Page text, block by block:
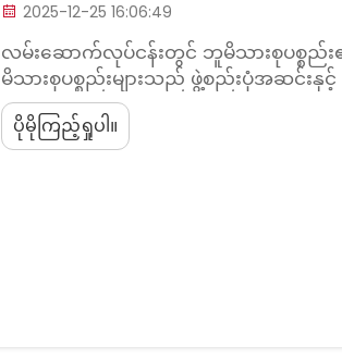
2025-12-25 16:06:49
လမ်းဆောက်လုပ်ငန်းတွင် ဘူမိသားစုပစ္စည်
မိသားစုပစ္စည်းများသည် ဖွဲ့စည်းပုံအဆင်း
အရေးကြီးသော အခန်းကဏ္ဍများကို ဆော
ဖြစ်သည်။ ခွဲခြားခြင်း- လမ်းမျက်နှာပြင်အလွှ
ပိုမိုကြည့်ရှုပါ။